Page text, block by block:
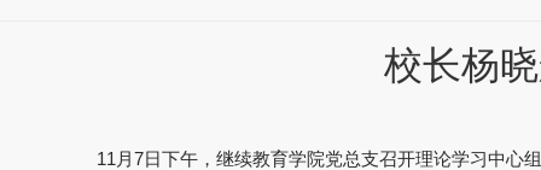
校长杨
11月7日下午，继续教育学院党总支召开理论学习中心